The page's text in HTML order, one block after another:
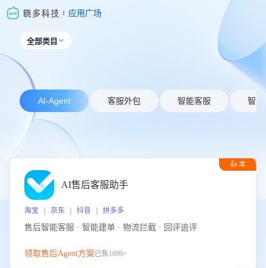
应用广场
全部类目 
AI-Agent 客服外包 智能客服 智能
👍 本
AI售后客服助手
淘宝 | 京东 | 抖音 | 拼多多
售后智能客服 · 智能建单 · 物流拦截 · 回评追评
领取售后Agent方案已售1699+